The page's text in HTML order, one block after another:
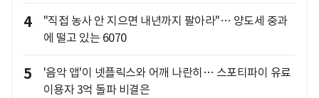
4
"직접 농사 안 지으면 내년까지 팔아라"… 양도세 중과
에 떨고 있는 6070
5
'음악 앱'이 넷플릭스와 어깨 나란히… 스포티파이 유료
이용자 3억 돌파 비결은